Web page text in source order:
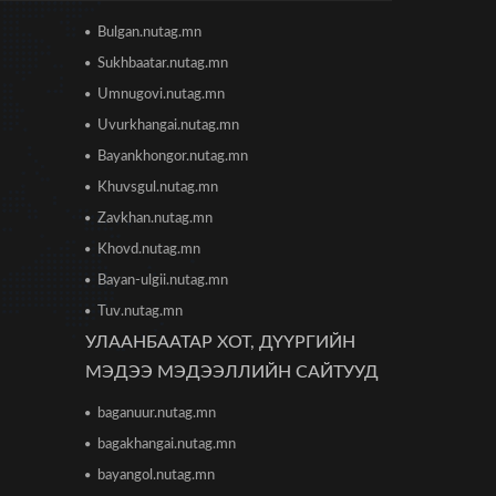
дэлхийн эдийн засгийн
өсөлтийн төсөөллөө
бууруулжээ
2026/06/12 18:05
хойш анх удаа бодлогын хүүгээ
2026/06/12 15:05
Богдхан ууланд хортон шавж
тул 10-14 хоног ойд чөлөөт
цагаа өнгөрөөхгүй байхыг зөвлөв
2026/06/10 12:09
хангамжийн ажлуудын нөхөн
сэргээлт, аюулгүй байдлыг бүрэн
хангахыг үүрэг болголоо
2026/06/08 15:44
Bulgan.nutag.mn
Sukhbaatar.nutag.mn
Umnugovi.nutag.mn
Uvurkhangai.nutag.mn
Bayankhongor.nutag.mn
Khuvsgul.nutag.mn
Zavkhan.nutag.mn
Khovd.nutag.mn
Bayan-ulgii.nutag.mn
Tuv.nutag.mn
УЛААНБААТАР ХОТ, ДҮҮРГИЙН
МЭДЭЭ МЭДЭЭЛЛИЙН САЙТУУД
baganuur.nutag.mn
bagakhangai.nutag.mn
bayangol.nutag.mn